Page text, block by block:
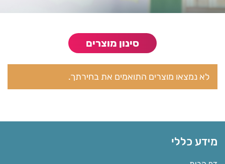
סינון מוצרים
לא נמצאו מוצרים התואמים את בחירתך.
מידע כללי